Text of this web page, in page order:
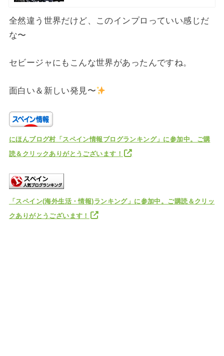
全然違う世界だけど、このインプロっていい感じだ
な〜
セビージャにもこんな世界があったんですね。
面白い＆新しい発見〜
にほんブログ村「スペイン情報ブログランキング」に参加中。ご購
読＆クリックありがとうございます！
「スペイン(海外生活・情報)ランキング」に参加中。ご購読＆クリッ
クありがとうございます！